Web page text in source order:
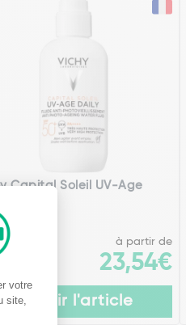
Capital Soleil UV-Age
à partir de
23,54€
Voir l'article